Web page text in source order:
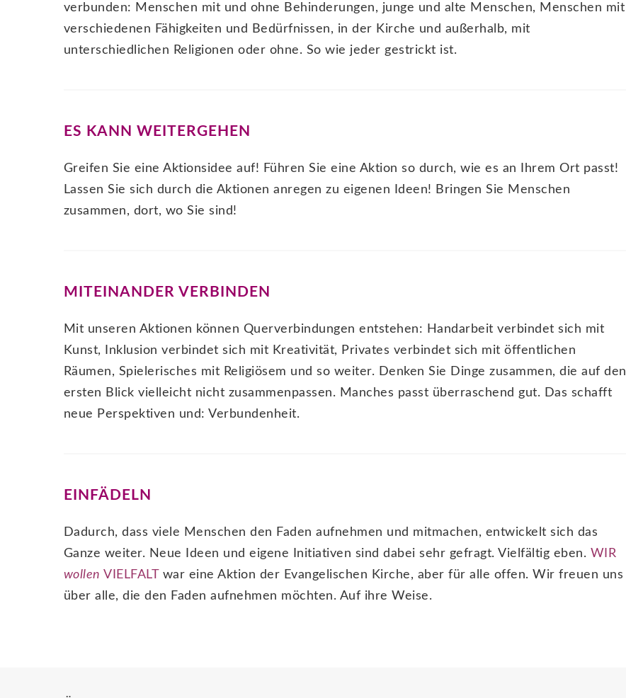
verbunden: Menschen mit und ohne Behinderungen, junge und alte Menschen, Menschen mit
verschiedenen Fähigkeiten und Bedürfnissen, in der Kirche und außerhalb, mit
unterschiedlichen Religionen oder ohne. So wie jeder gestrickt ist.
ES KANN WEITERGEHEN
Greifen Sie eine Aktionsidee auf! Führen Sie eine Aktion so durch, wie es an Ihrem Ort passt!
Lassen Sie sich durch die Aktionen anregen zu eigenen Ideen! Bringen Sie Menschen
zusammen, dort, wo Sie sind!
MITEINANDER VERBINDEN
Mit unseren Aktionen können Querverbindungen entstehen: Handarbeit verbindet sich mit
Kunst, Inklusion verbindet sich mit Kreativität, Privates verbindet sich mit öffentlichen
Räumen, Spielerisches mit Religiösem und so weiter. Denken Sie Dinge zusammen, die auf den
ersten Blick vielleicht nicht zusammenpassen. Manches passt überraschend gut. Das schafft
neue Perspektiven und: Verbundenheit.
EINFÄDELN
Dadurch, dass viele Menschen den Faden aufnehmen und mitmachen, entwickelt sich das
Ganze weiter. Neue Ideen und eigene Initiativen sind dabei sehr gefragt. Vielfältig eben. WIR
wollen VIELFALT
war eine Aktion der Evangelischen Kirche, aber für alle offen. Wir freuen uns
über alle, die den Faden aufnehmen möchten. Auf ihre Weise.